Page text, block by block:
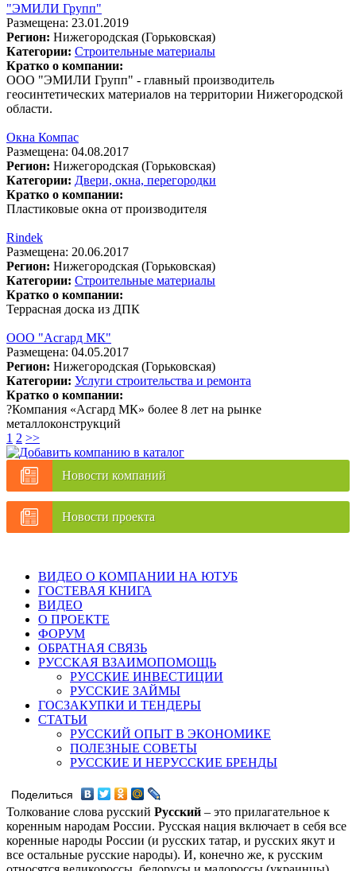
"ЭМИЛИ Групп"
Размещена: 23.01.2019
Регион: Нижегородская (Горьковская)
Категории: Строительные материалы
Кратко о компании:
ООО "ЭМИЛИ Групп" - главный производитель
геосинтетических материалов на территории Нижегородской
области.
Окна Компас
Размещена: 04.08.2017
Регион: Нижегородская (Горьковская)
Категории: Двери, окна, перегородки
Кратко о компании:
Пластиковые окна от производителя
Rindek
Размещена: 20.06.2017
Регион: Нижегородская (Горьковская)
Категории: Строительные материалы
Кратко о компании:
Террасная доска из ДПК
ООО "Асгард МК"
Размещена: 04.05.2017
Регион: Нижегородская (Горьковская)
Категории: Услуги строительства и ремонта
Кратко о компании:
?Компания «Асгард МК» более 8 лет на рынке
металлоконструкций
1 2 >>
Новости компаний
Новости проекта
ВИДЕО О КОМПАНИИ НА ЮТУБ
ГОСТЕВАЯ КНИГА
ВИДЕО
О ПРОЕКТЕ
ФОРУМ
ОБРАТНАЯ СВЯЗЬ
РУССКАЯ ВЗАИМОПОМОЩЬ
РУССКИЕ ИНВЕСТИЦИИ
РУССКИЕ ЗАЙМЫ
ГОСЗАКУПКИ И ТЕНДЕРЫ
СТАТЬИ
РУССКИЙ ОПЫТ В ЭКОНОМИКЕ
ПОЛЕЗНЫЕ СОВЕТЫ
РУССКИЕ И НЕРУССКИЕ БРЕНДЫ
Поделиться
Толкование слова русский Русский – это прилагательное к
коренным народам России. Русская нация включает в себя все
коренные народы России (и русских татар, и русских якут и
все остальные русские народы). И, конечно же, к русским